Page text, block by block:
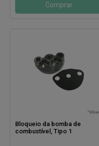
Comprar
Bloqueio da bomba de
combustível, Tipo 1